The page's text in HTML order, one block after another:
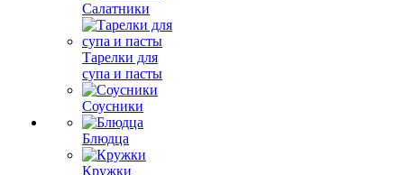
Салатники
Тарелки для
супа и пасты
Соусники
Блюдца
Кружки